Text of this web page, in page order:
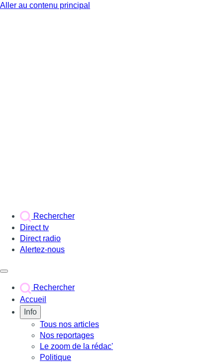
Aller au contenu principal
Rechercher
Direct tv
Direct radio
Alertez-nous
Rechercher
Accueil
Info
Tous nos articles
Nos reportages
Le zoom de la rédac'
Politique